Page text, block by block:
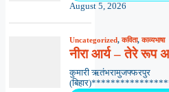
August 5, 2026
Uncategorized,कविता,काव्यभाषा
नीरा आर्य – तेरे रूप
कुमारी ऋतंभरामुजफ्फरपुर